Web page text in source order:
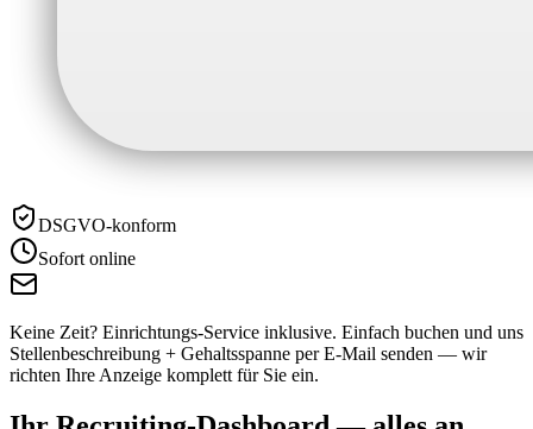
DSGVO-konform
Sofort online
Keine Zeit? Einrichtungs-Service inklusive. Einfach buchen und uns
Stellenbeschreibung + Gehaltsspanne per E-Mail senden — wir
richten Ihre Anzeige komplett für Sie ein.